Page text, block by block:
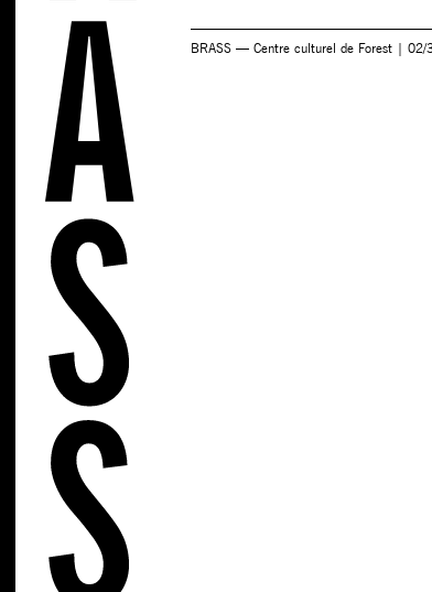
BRASS — Centre culturel de Forest |